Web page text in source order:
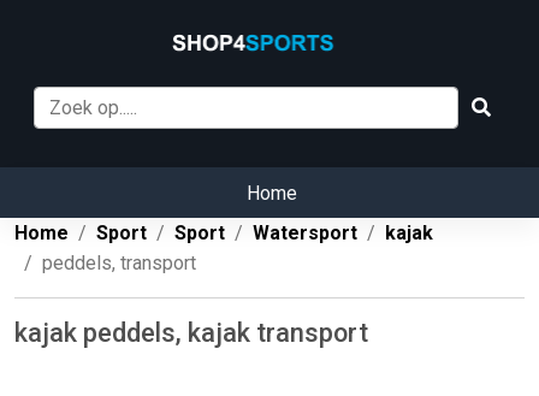
Home
Home
Sport Sport Watersport
kajak
peddels, transport
kajak peddels, kajak transport